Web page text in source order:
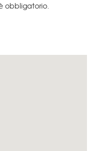
obbligatorio.